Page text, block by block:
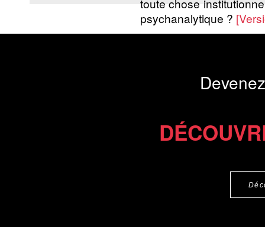
toute chose
psychanalytique ?